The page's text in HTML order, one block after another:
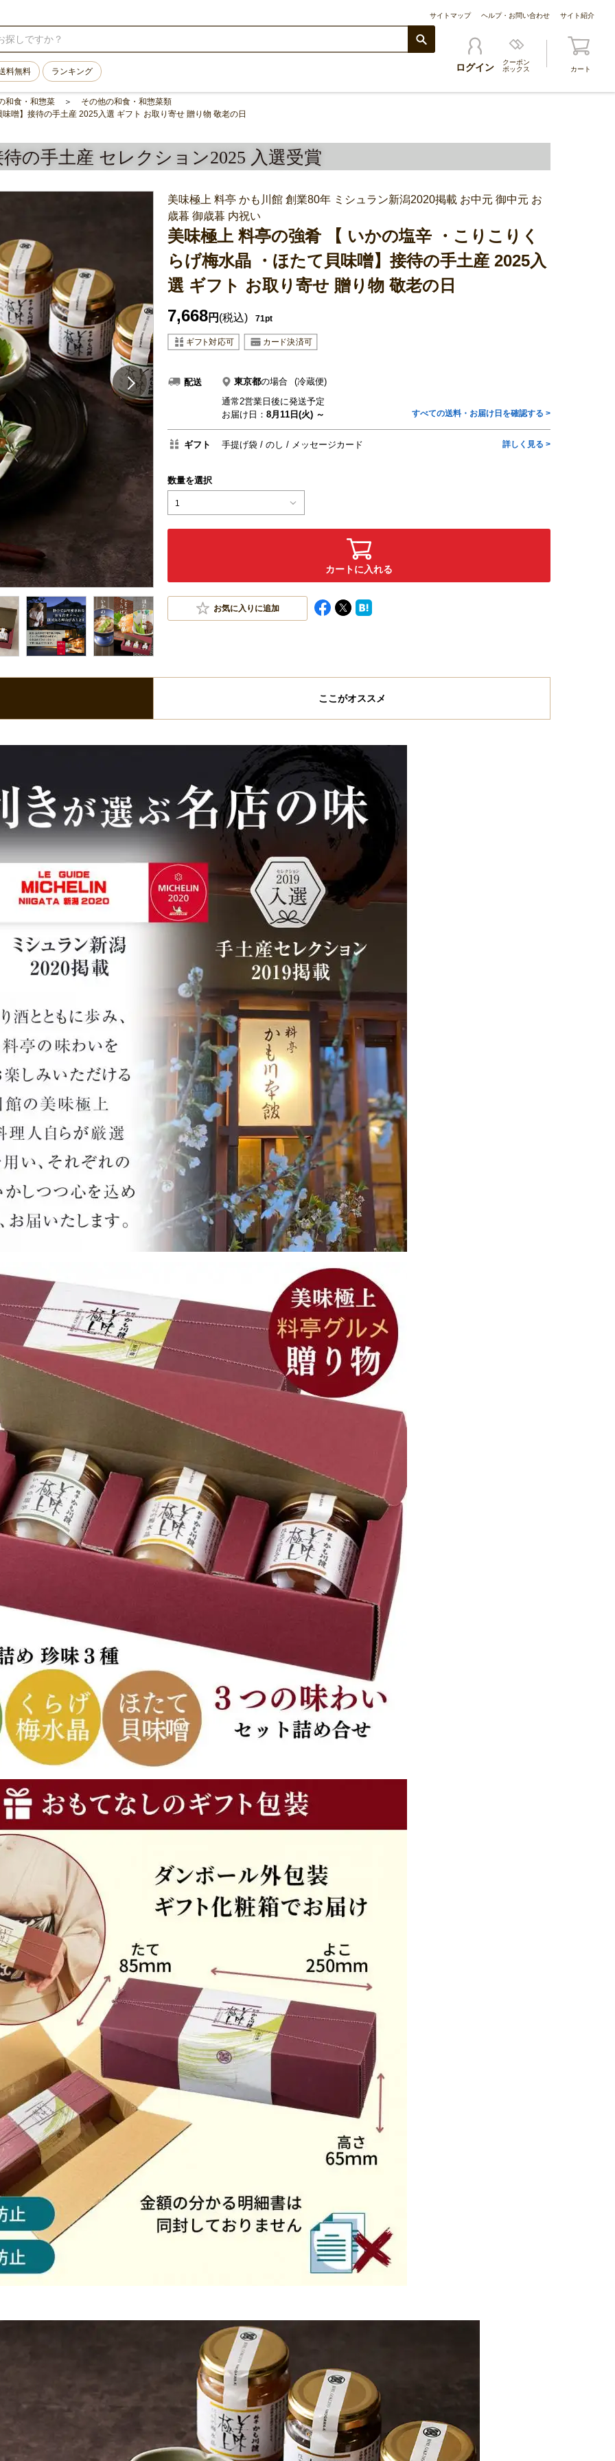
サイトマップ ヘルプ・お問い合わせ サイト紹介
料無料 ランキング ログイン
クーポン
ボックス
カート
和食・和惣菜
その他の和食・和惣菜類
噌】接待の手土産 2025入選 ギフト お取り寄せ 贈り物 敬老の日
待の手土産 セレクション2025 入選受賞
美味極上 料亭 かも川館 創業80年 ミシュラン新潟2020掲載 お中元 御中元 お
歳暮 御歳暮 内祝い
美味極上 料亭の強肴 【 いかの塩辛 ・こりこりく
らげ梅水晶 ・ほたて貝味噌】接待の手土産 2025入
選 ギフト お取り寄せ 贈り物 敬老の日
7,668円 (税込) 71pt
配送 東京都の場合
(冷蔵便)
通常2営業日後に発送予定
お届け日： 8月11日(火) ～ すべての送料・お届け日を確認する >
ギフト 手提げ袋 のし メッセージカード 詳しく見る >
数量を選択
1
カートに入れる
お気に入りに追加
ここがオススメ